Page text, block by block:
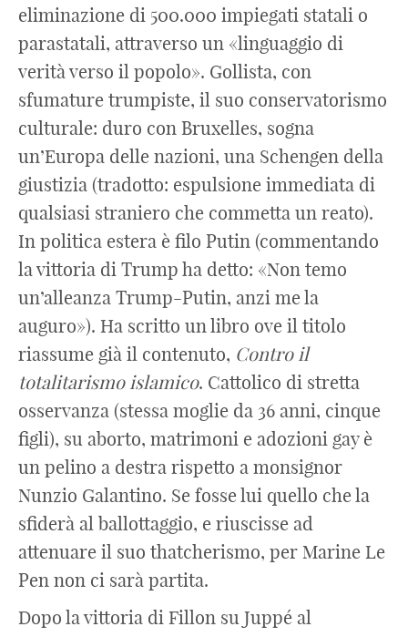
eliminazione di 500.000 impiegati statali o
parastatali, attraverso un «linguaggio di
verità verso il popolo». Gollista, con
sfumature trumpiste, il suo conservatorismo
culturale: duro con Bruxelles, sogna
un’Europa delle nazioni, una Schengen della
giustizia (tradotto: espulsione immediata di
qualsiasi straniero che commetta un reato).
In politica estera è filo Putin (commentando
la vittoria di Trump ha detto: «Non temo
un’alleanza Trump-Putin, anzi me la
auguro»). Ha scritto un libro ove il titolo
riassume già il contenuto, Contro il
totalitarismo islamico. Cattolico di stretta
osservanza (stessa moglie da 36 anni, cinque
figli), su aborto, matrimoni e adozioni gay è
un pelino a destra rispetto a monsignor
Nunzio Galantino. Se fosse lui quello che la
sfiderà al ballottaggio, e riuscisse ad
attenuare il suo thatcherismo, per Marine Le
Pen non ci sarà partita.
Dopo la vittoria di Fillon su Juppé al